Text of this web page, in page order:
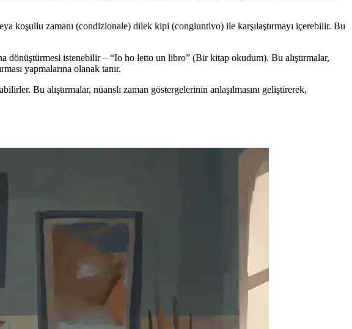
koşullu zamanı (condizionale) dilek kipi (congiuntivo) ile karşılaştırmayı içerebilir. Bu
istenebilir – “Io ho letto un libro” (Bir kitap okudum). Bu alıştırmalar,
yapmalarına olanak tanır.
Bu alıştırmalar, nüanslı zaman göstergelerinin anlaşılmasını geliştirerek,